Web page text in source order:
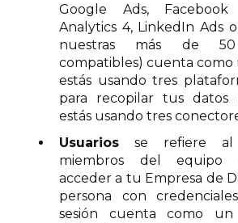
Google Ads,
Analytics 4, LinkedIn Ads
nuestras más de 50
compatibles) cuenta como
estás usando tres
para recopilar tus datos
estás usando tres
Usuarios se refiere al
miembros del equipo
acceder a tu Empresa de
persona con
sesión cuenta como un